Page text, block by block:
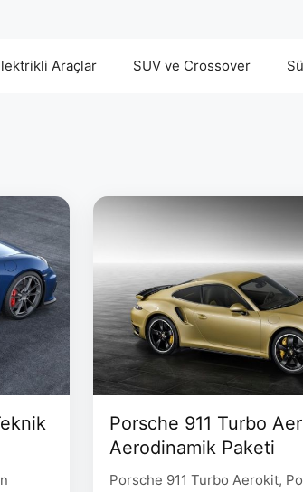
Araçlar SUV ve Crossover
Porsche 911 Turbo
Aerodinamik Paketi
Porsche 911 Turbo Aerokit,